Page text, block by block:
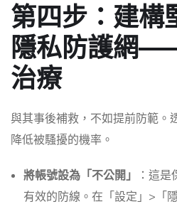
第四步：建構
隱私防護網
治療
與其事後補救，不如提前防範。
降低被騷擾的機率。
將帳號設為「不公開」
：這
有效的防線。在「設定」>「